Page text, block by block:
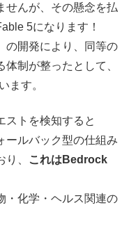
せんが、その懸念を払
5になります！
の開発により、同等の
制が整ったとして、
ます。
ストを検知すると
ールバック型の仕組み
、
これはBedrock
・化学・ヘルス関連の